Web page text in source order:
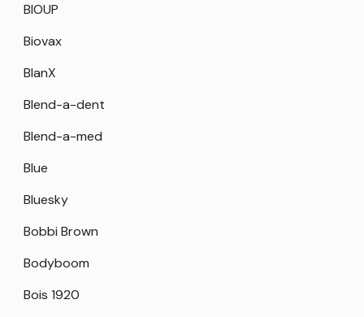
BIOUP
Biovax
BlanX
Blend-a-dent
Blend-a-med
Blue
Bluesky
Bobbi Brown
Bodyboom
Bois 1920